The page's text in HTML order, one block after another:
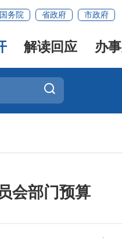
国务院 省政府 市政府
解读回应 办
会部门预算